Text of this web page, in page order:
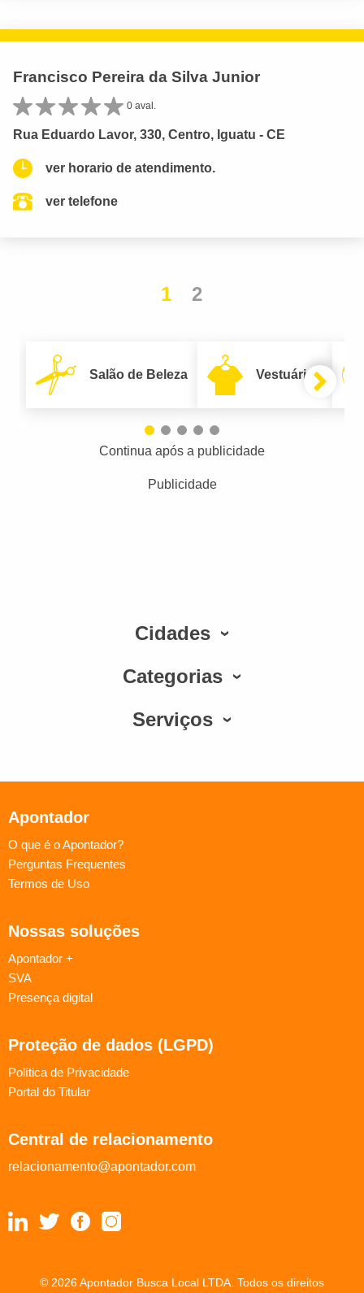
Francisco Pereira da Silva Junior
0 aval.
Rua Eduardo Lavor, 330, Centro, Iguatu - CE
ver horario de atendimento.
ver telefone
1 2
Salão de Beleza Vestuário
Continua após a publicidade
Publicidade
Cidades
Categorias
Serviços
Apontador
O que é o Apontador?
Perguntas Frequentes
Termos de Uso
Nossas soluções
Apontador +
SVA
Presença digital
Proteção de dados (LGPD)
Política de Privacidade
Portal do Titular
Central de relacionamento
relacionamento@apontador.com
© 2026 Apontador Busca Local LTDA. Todos os direitos